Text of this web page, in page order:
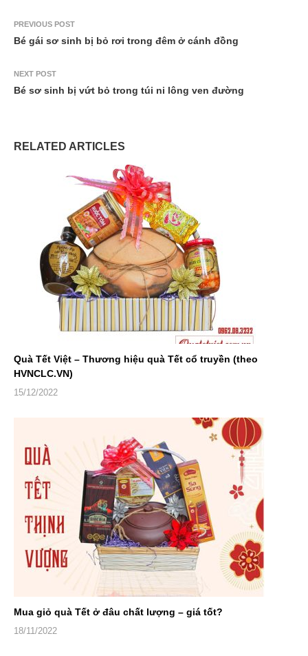
PREVIOUS POST
Bé gái sơ sinh bị bỏ rơi trong đêm ở cánh đồng
NEXT POST
Bé sơ sinh bị vứt bỏ trong túi ni lông ven đường
RELATED ARTICLES
Quà Tết Việt – Thương hiệu quà Tết cổ truyền (theo
HVNCLC.VN)
15/12/2022
Mua giỏ quà Tết ở đâu chất lượng – giá tốt?
18/11/2022